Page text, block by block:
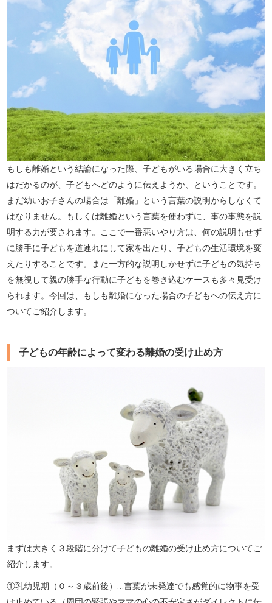
もしも離婚という結論になった際、子どもがいる場合に大きく立ち
はだかるのが、子どもへどのように伝えようか、ということです。
まだ幼いお子さんの場合は「離婚」という言葉の説明からしなくて
はなりません。もしくは離婚という言葉を使わずに、事の事態を説
明する力が要されます。ここで一番悪いやり方は、何の説明もせず
に勝手に子どもを道連れにして家を出たり、子どもの生活環境を変
えたりすることです。また一方的な説明しかせずに子どもの気持ち
を無視して親の勝手な行動に子どもを巻き込むケースも多々見受け
られます。今回は、もしも離婚になった場合の子どもへの伝え方に
ついてご紹介します。
子どもの年齢によって変わる離婚の受け止め方
まずは大きく３段階に分けて子どもの離婚の受け止め方についてご
紹介します。
①乳幼児期（０～３歳前後）…言葉が未発達でも感覚的に物事を受